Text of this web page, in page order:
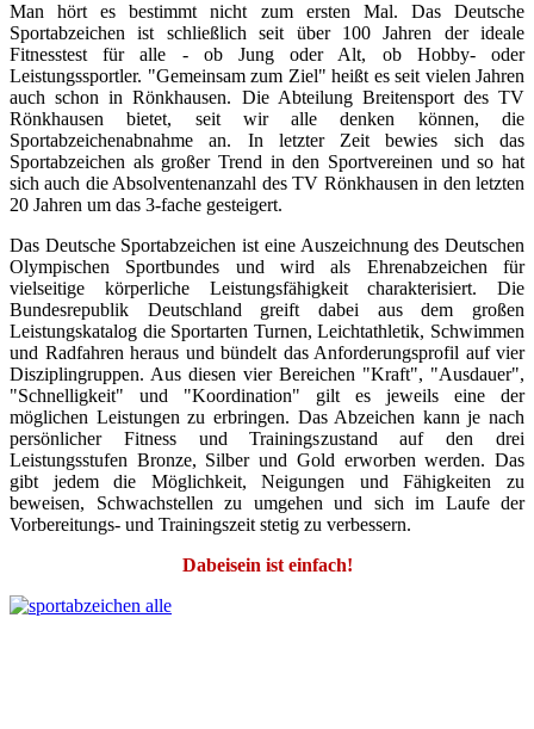
Man hört es bestimmt nicht zum ersten Mal. Das Deutsche
Sportabzeichen ist schließlich seit über 100 Jahren der ideale
Fitnesstest für alle - ob Jung oder Alt, ob Hobby- oder
Leistungssportler. "Gemeinsam zum Ziel" heißt es seit vielen Jahren
auch schon in Rönkhausen. Die Abteilung Breitensport des TV
Rönkhausen bietet, seit wir alle denken können, die
Sportabzeichenabnahme an. In letzter Zeit bewies sich das
Sportabzeichen als großer Trend in den Sportvereinen und so hat
sich auch die Absolventenanzahl des TV Rönkhausen in den letzten
20 Jahren um das 3-fache gesteigert.
Das Deutsche Sportabzeichen ist eine Auszeichnung des Deutschen
Olympischen Sportbundes und wird als Ehrenabzeichen für
vielseitige körperliche Leistungsfähigkeit charakterisiert. Die
Bundesrepublik Deutschland greift dabei aus dem großen
Leistungskatalog die Sportarten Turnen, Leichtathletik, Schwimmen
und Radfahren heraus und bündelt das Anforderungsprofil auf vier
Disziplingruppen. Aus diesen vier Bereichen "Kraft", "Ausdauer",
"Schnelligkeit" und "Koordination" gilt es jeweils eine der
möglichen Leistungen zu erbringen. Das Abzeichen kann je nach
persönlicher Fitness und Trainingszustand auf den drei
Leistungsstufen Bronze, Silber und Gold erworben werden. Das
gibt jedem die Möglichkeit, Neigungen und Fähigkeiten zu
beweisen, Schwachstellen zu umgehen und sich im Laufe der
Vorbereitungs- und Trainingszeit stetig zu verbessern.
Dabeisein ist einfach!